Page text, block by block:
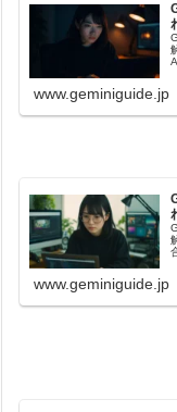
www.geminiguide.jp
www.geminiguide.jp